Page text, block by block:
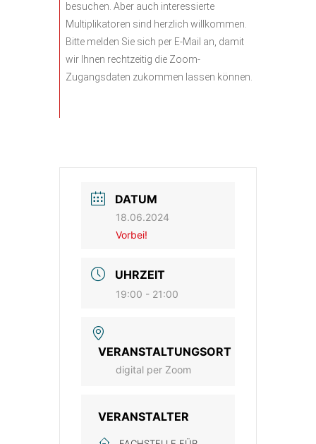
besuchen. Aber auch interessierte
Multiplikatoren sind herzlich willkommen.
Bitte melden Sie sich per E-Mail an, damit
wir Ihnen rechtzeitig die Zoom-
Zugangsdaten zukommen lassen können.
DATUM
18.06.2024
Vorbei!
UHRZEIT
19:00 - 21:00
VERANSTALTUNGSORT
digital per Zoom
VERANSTALTER